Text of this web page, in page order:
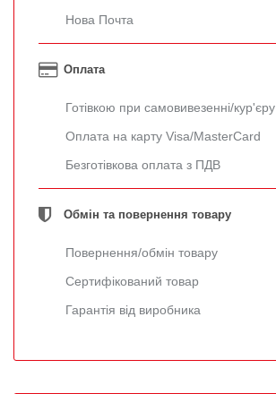
Нова Почта
Оплата
Готівкою при самовивезенні/кур'єру
Оплата на карту Visa/MasterCard
Безготівкова оплата з ПДВ
Обмін та повернення товару
Повернення/обмін товару
Сертифікований товар
Гарантія від виробника